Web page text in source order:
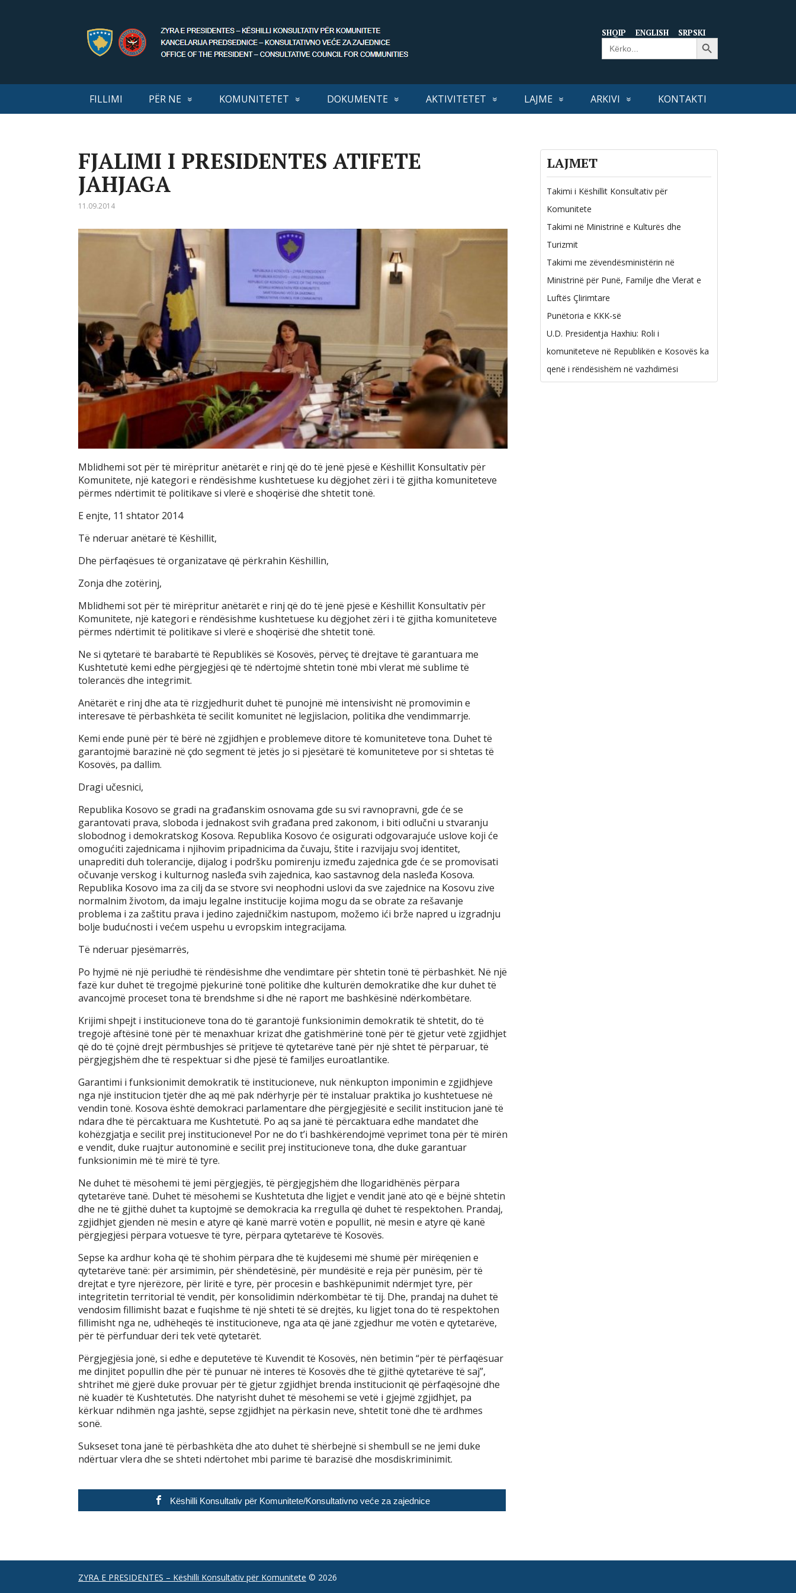
SHQIP ENGLISH SRPSKI
Search
for:
Search Button
FILLIMI PËR NE KOMUNITETET DOKUMENTE AKTIVITETET LAJME ARKIVI KONTAKTI
FJALIMI I PRESIDENTES ATIFETE
JAHJAGA
11.09.2014
Mblidhemi sot për të mirëpritur anëtarët e rinj që do të jenë pjesë e Këshillit Konsultativ për
Komunitete, një kategori e rëndësishme kushtetuese ku dëgjohet zëri i të gjitha komuniteteve
përmes ndërtimit të politikave si vlerë e shoqërisë dhe shtetit tonë.
E enjte, 11 shtator 2014
Të nderuar anëtarë të Këshillit,
Dhe përfaqësues të organizatave që përkrahin Këshillin,
Zonja dhe zotërinj,
Mblidhemi sot për të mirëpritur anëtarët e rinj që do të jenë pjesë e Këshillit Konsultativ për
Komunitete, një kategori e rëndësishme kushtetuese ku dëgjohet zëri i të gjitha komuniteteve
përmes ndërtimit të politikave si vlerë e shoqërisë dhe shtetit tonë.
Ne si qytetarë të barabartë të Republikës së Kosovës, përveç të drejtave të garantuara me
Kushtetutë kemi edhe përgjegjësi që të ndërtojmë shtetin tonë mbi vlerat më sublime të
tolerancës dhe integrimit.
Anëtarët e rinj dhe ata të rizgjedhurit duhet të punojnë më intensivisht në promovimin e
interesave të përbashkëta të secilit komunitet në legjislacion, politika dhe vendimmarrje.
Kemi ende punë për të bërë në zgjidhjen e problemeve ditore të komuniteteve tona. Duhet të
garantojmë barazinë në çdo segment të jetës jo si pjesëtarë të komuniteteve por si shtetas të
Kosovës, pa dallim.
Dragi učesnici,
Republika Kosovo se gradi na građanskim osnovama gde su svi ravnopravni, gde će se
garantovati prava, sloboda i jednakost svih građana pred zakonom, i biti odlučni u stvaranju
slobodnog i demokratskog Kosova. Republika Kosovo će osigurati odgovarajuće uslove koji će
omogućiti zajednicama i njihovim pripadnicima da čuvaju, štite i razvijaju svoj identitet,
unaprediti duh tolerancije, dijalog i podršku pomirenju između zajednica gde će se promovisati
očuvanje verskog i kulturnog nasleđa svih zajednica, kao sastavnog dela nasleđa Kosova.
Republika Kosovo ima za cilj da se stvore svi neophodni uslovi da sve zajednice na Kosovu zive
normalnim životom, da imaju legalne institucije kojima mogu da se obrate za rešavanje
problema i za zaštitu prava i jedino zajedničkim nastupom, možemo ići brže napred u izgradnju
bolje budućnosti i većem uspehu u evropskim integracijama.
Të nderuar pjesëmarrës,
Po hyjmë në një periudhë të rëndësishme dhe vendimtare për shtetin tonë të përbashkët. Në një
fazë kur duhet të tregojmë pjekurinë tonë politike dhe kulturën demokratike dhe kur duhet të
avancojmë proceset tona të brendshme si dhe në raport me bashkësinë ndërkombëtare.
Krijimi shpejt i institucioneve tona do të garantojë funksionimin demokratik të shtetit, do të
tregojë aftësinë tonë për të menaxhuar krizat dhe gatishmërinë tonë për të gjetur vetë zgjidhjet
që do të çojnë drejt përmbushjes së pritjeve të qytetarëve tanë për një shtet të përparuar, të
përgjegjshëm dhe të respektuar si dhe pjesë të familjes euroatlantike.
Garantimi i funksionimit demokratik të institucioneve, nuk nënkupton imponimin e zgjidhjeve
nga një institucion tjetër dhe aq më pak ndërhyrje për të instaluar praktika jo kushtetuese në
vendin tonë. Kosova është demokraci parlamentare dhe përgjegjësitë e secilit institucion janë të
ndara dhe të përcaktuara me Kushtetutë. Po aq sa janë të përcaktuara edhe mandatet dhe
kohëzgjatja e secilit prej institucioneve! Por ne do t’i bashkërendojmë veprimet tona për të mirën
e vendit, duke ruajtur autonominë e secilit prej institucioneve tona, dhe duke garantuar
funksionimin më të mirë të tyre.
Ne duhet të mësohemi të jemi përgjegjës, të përgjegjshëm dhe llogaridhënës përpara
qytetarëve tanë. Duhet të mësohemi se Kushtetuta dhe ligjet e vendit janë ato që e bëjnë shtetin
dhe ne të gjithë duhet ta kuptojmë se demokracia ka rregulla që duhet të respektohen. Prandaj,
zgjidhjet gjenden në mesin e atyre që kanë marrë votën e popullit, në mesin e atyre që kanë
përgjegjësi përpara votuesve të tyre, përpara qytetarëve të Kosovës.
Sepse ka ardhur koha që të shohim përpara dhe të kujdesemi më shumë për mirëqenien e
qytetarëve tanë: për arsimimin, për shëndetësinë, për mundësitë e reja për punësim, për të
drejtat e tyre njerëzore, për liritë e tyre, për procesin e bashkëpunimit ndërmjet tyre, për
integritetin territorial të vendit, për konsolidimin ndërkombëtar të tij. Dhe, prandaj na duhet të
vendosim fillimisht bazat e fuqishme të një shteti të së drejtës, ku ligjet tona do të respektohen
fillimisht nga ne, udhëheqës të institucioneve, nga ata që janë zgjedhur me votën e qytetarëve,
për të përfunduar deri tek vetë qytetarët.
Përgjegjësia jonë, si edhe e deputetëve të Kuvendit të Kosovës, nën betimin “për të përfaqësuar
me dinjitet popullin dhe për të punuar në interes të Kosovës dhe të gjithë qytetarëve të saj”,
shtrihet më gjerë duke provuar për të gjetur zgjidhjet brenda institucionit që përfaqësojnë dhe
në kuadër të Kushtetutës. Dhe natyrisht duhet të mësohemi se vetë i gjejmë zgjidhjet, pa
kërkuar ndihmën nga jashtë, sepse zgjidhjet na përkasin neve, shtetit tonë dhe të ardhmes
sonë.
Sukseset tona janë të përbashkëta dhe ato duhet të shërbejnë si shembull se ne jemi duke
ndërtuar vlera dhe se shteti ndërtohet mbi parime të barazisë dhe mosdiskriminimit.
Këshilli Konsultativ për Komunitete/Konsultativno veće za zajednice
LAJMET
Takimi i Këshillit Konsultativ për
Komunitete
Takimi në Ministrinë e Kulturës dhe
Turizmit
Takimi me zëvendësministërin në
Ministrinë për Punë, Familje dhe Vlerat e
Luftës Çlirimtare
Punëtoria e KKK-së
U.D. Presidentja Haxhiu: Roli i
komuniteteve në Republikën e Kosovës ka
qenë i rëndësishëm në vazhdimësi
ZYRA E PRESIDENTES – Këshilli Konsultativ për Komunitete © 2026